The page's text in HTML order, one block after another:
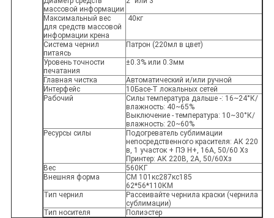
массовой информации
Максимальный вес
для средств массовой
информации крена
40кг
Система чернил
питаясь
Патрон (220мл в цвет)
Уровень точности
печатания
±0.3% или 0.3мм
Главная чистка
Автоматический и/или ручной
Интерфейс
10Басе-Т локальных сетей
Рабочий
Силы температура дальше -: 16~24°К/
влажность: 40~65%
Выключение - температура: 10~30°К/
влажность: 20~60%
Ресурсы силы
Подогреватель сублимации
непосредственного красителя: АК 220
в, 1 участок + ПЭ Н+, 16А, 50/60 Хз
Принтер: АК 220В, 2А, 50/60Хз
Вес
560КГ
Внешняя форма
СМ 101кс287кс185
62*56*110КМ
Тип чернил
Рассеивайте чернила краски (чернила
сублимации)
Тип носителя
Полиэстер